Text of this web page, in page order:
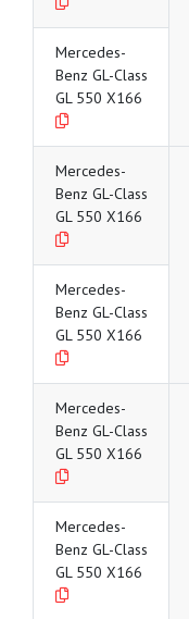
Mercedes-
Benz GL-Class
GL 550 X166
Mercedes-
Benz GL-Class
GL 550 X166
Mercedes-
Benz GL-Class
GL 550 X166
Mercedes-
Benz GL-Class
GL 550 X166
Mercedes-
Benz GL-Class
GL 550 X166